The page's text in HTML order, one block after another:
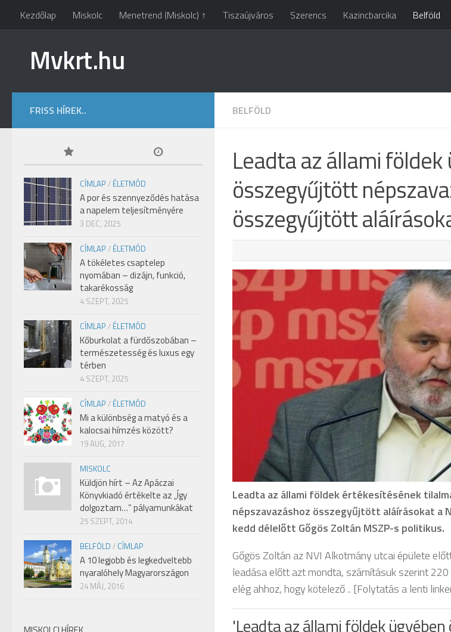
Kezdőlap Miskolc Menetrend (Miskolc) ↑ Tiszaújváros Szerencs Kazincbarcika Belföld
Mvkrt.hu
BELFÖLD
Leadta az állami földek
összegyűjtött
összegyűjtött
Leadta az állami földek értékesítésének
népszavazáshoz összegyűjtött aláírásokat a
kedd délelőtt Gőgös Zoltán MSZP-s politikus.
Gőgös Zoltán az NVI Alkotmány utcai épülete
leadása előtt azt mondta, számításuk szerint
elég ahhoz, hogy kötelező .. [Folytatás a lenti
'Leadta az állami földek
FRISS HÍREK..
CÍMLAP / ÉLETMÓD
A por és szennyeződés hatása
a napelem teljesítményére
3 DEC, 2025
CÍMLAP / ÉLETMÓD
A tökéletes csaptelep
nyomában – dizájn, funkció,
takarékosság
4 SZEPT, 2025
CÍMLAP / ÉLETMÓD
Kőburkolat a fürdőszobában –
természetesség és luxus egy
térben
4 SZEPT, 2025
CÍMLAP / ÉLETMÓD
Mi a különbség a matyó és a
kalocsai hímzés között?
19 AUG, 2017
MISKOLC
Küldjön hírt – Az Apáczai
Könyvkiadó értékelte az „Így
dolgoztam…” pályamunkákat
25 SZEPT, 2014
BELFÖLD / CÍMLAP
A 10 legjobb és legkedveltebb
nyaralóhely Magyarországon
24 MÁJ, 2016